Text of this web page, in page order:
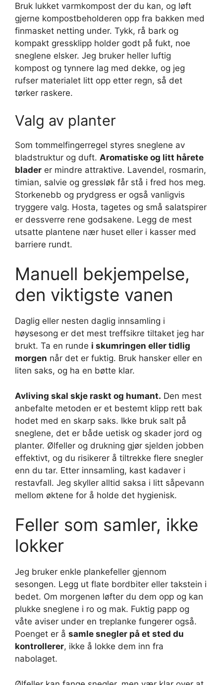
Bruk lukket varmkompost der du kan, og løft
gjerne kompostbeholderen opp fra bakken med
finmasket netting under. Tykk, rå bark og
kompakt gressklipp holder godt på fukt, noe
sneglene elsker. Jeg bruker heller luftig
kompost og tynnere lag med dekke, og jeg
rufser materialet litt opp etter regn, så det
tørker raskere.
Valg av planter
Som tommelfingerregel styres sneglene av
bladstruktur og duft. Aromatiske og litt hårete
blader er mindre attraktive. Lavendel, rosmarin,
timian, salvie og gressløk får stå i fred hos meg.
Storkenebb og prydgress er også vanligvis
tryggere valg. Hosta, tagetes og små salatspirer
er dessverre rene godsakene. Legg de mest
utsatte plantene nær huset eller i kasser med
barriere rundt.
Manuell bekjempelse,
den viktigste vanen
Daglig eller nesten daglig innsamling i
høysesong er det mest treffsikre tiltaket jeg har
brukt. Ta en runde i skumringen eller tidlig
morgen når det er fuktig. Bruk hansker eller en
liten saks, og ha en bøtte klar.
Avliving skal skje raskt og humant. Den mest
anbefalte metoden er et bestemt klipp rett bak
hodet med en skarp saks. Ikke bruk salt på
sneglene, det er både uetisk og skader jord og
planter. Ølfeller og drukning gjør sjelden jobben
effektivt, og du risikerer å tiltrekke flere snegler
enn du tar. Etter innsamling, kast kadaver i
restavfall. Jeg skyller alltid saksa i litt såpevann
mellom øktene for å holde det hygienisk.
Feller som samler, ikke
lokker
Jeg bruker enkle plankefeller gjennom
sesongen. Legg ut flate bordbiter eller takstein i
bedet. Om morgenen løfter du dem opp og kan
plukke sneglene i ro og mak. Fuktig papp og
våte aviser under en treplanke fungerer også.
Poenget er å samle snegler på et sted du
kontrollerer, ikke å lokke dem inn fra
nabolaget.